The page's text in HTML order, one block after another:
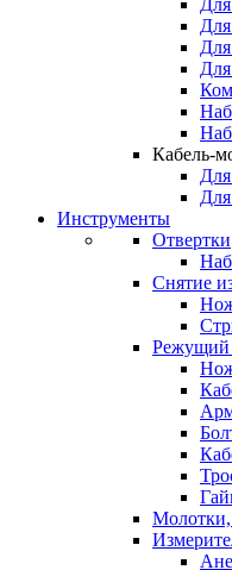
Для
Кабель-
Инструменты
Отвертки
Снятие
Режущий
Молотки,